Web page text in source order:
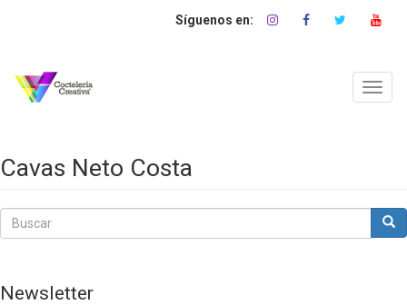
Cavas Neto Costa
Buscar
Buscar
Newsletter